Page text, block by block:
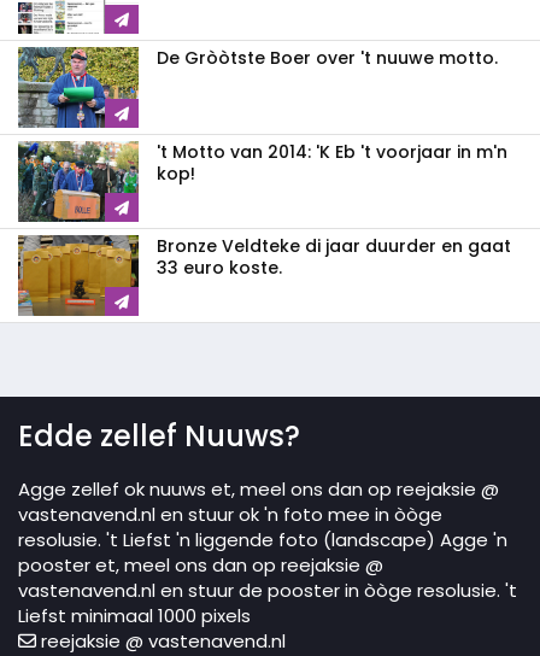
De Gròòtste Boer over 't nuuwe motto.
't Motto van 2014: 'K Eb 't voorjaar in m'n
kop!
Bronze Veldteke di jaar duurder en gaat
33 euro koste.
Edde zellef Nuuws?
Agge zellef ok nuuws et, meel ons dan op reejaksie @
vastenavend.nl en stuur ok 'n foto mee in òòge
resolusie. 't Liefst 'n liggende foto (landscape) Agge 'n
pooster et, meel ons dan op reejaksie @
vastenavend.nl en stuur de pooster in òòge resolusie. 't
Liefst minimaal 1000 pixels
reejaksie @ vastenavend.nl